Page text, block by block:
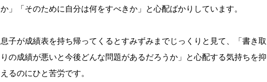
か」「そのために自分は何をすべきか」と心配ばかりしています。
息子が成績表を持ち帰ってくるとすみずみまでじっくりと見て、「書き取
りの成績が悪いと今後どんな問題があるだろうか」と心配する気持ちを抑
えるのにひと苦労です。